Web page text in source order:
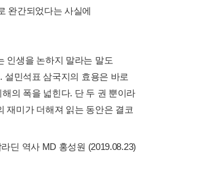
완간되었다는 사실에
인생을 논하지 말라는 말도
민석표 삼국지의 효용은 바로
의 폭을 넓힌다. 단 두 권 뿐이라
재미가 더해져 읽는 동안은 결코
딘 역사 MD 홍성원 (2019.08.23)